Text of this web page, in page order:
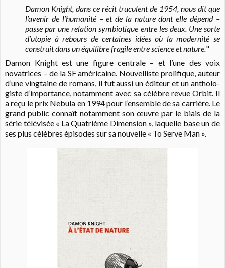
Damon Knight, dans ce récit truculent de 1954, nous dit que
l’avenir de l’humanité – et de la nature dont elle dépend –
passe par une relation symbiotique entre les deux. Une sorte
d’utopie à rebours de certaines idées où la modernité se
construit dans un équilibre fragile entre science et nature."
Damon Knight est une figure centrale – et l’une des voix
novatrices – de la SF américaine. Nouvelliste prolifique, auteur
d’une vingtaine de romans, il fut aussi un éditeur et un antholo­
giste d’importance, notamment avec sa célèbre revue Orbit. Il
a reçu le prix Nebula en 1994 pour l’ensemble de sa carrière. Le
grand public connaît notamment son œuvre par le biais de la
série télévisée « La Quatrième Dimension », laquelle base un de
ses plus célèbres épisodes sur sa nouvelle « To Serve Man ».